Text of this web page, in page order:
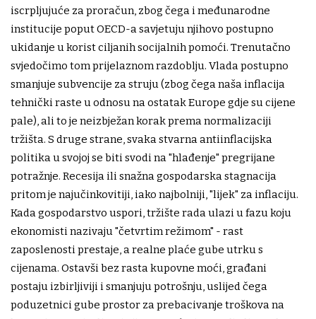
iscrpljujuće za proračun, zbog čega i međunarodne
institucije poput OECD-a savjetuju njihovo postupno
ukidanje u korist ciljanih socijalnih pomoći. Trenutačno
svjedočimo tom prijelaznom razdoblju. Vlada postupno
smanjuje subvencije za struju (zbog čega naša inflacija
tehnički raste u odnosu na ostatak Europe gdje su cijene
pale), ali to je neizbježan korak prema normalizaciji
tržišta. S druge strane, svaka stvarna antiinflacijska
politika u svojoj se biti svodi na "hlađenje" pregrijane
potražnje. Recesija ili snažna gospodarska stagnacija
pritom je najučinkovitiji, iako najbolniji, "lijek" za inflaciju.
Kada gospodarstvo uspori, tržište rada ulazi u fazu koju
ekonomisti nazivaju "četvrtim režimom" - rast
zaposlenosti prestaje, a realne plaće gube utrku s
cijenama. Ostavši bez rasta kupovne moći, građani
postaju izbirljiviji i smanjuju potrošnju, uslijed čega
poduzetnici gube prostor za prebacivanje troškova na